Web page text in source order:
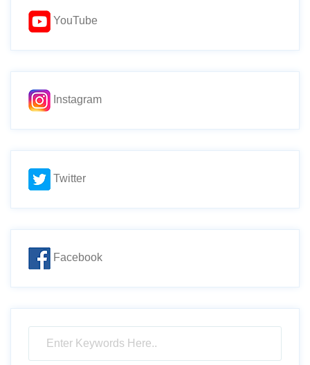
YouTube
Instagram
Twitter
Facebook